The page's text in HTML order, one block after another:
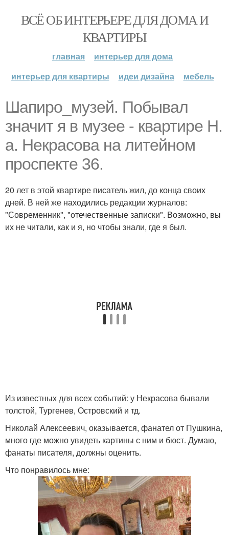
ВСЁ ОБ ИНТЕРЬЕРЕ ДЛЯ ДОМА И
КВАРТИРЫ
главная
интерьер для дома
интерьер для квартиры
идеи дизайна мебель
Шапиро_музей. Побывал
значит я в музее - квартире Н.
а. Некрасова на литейном
проспекте 36.
20 лет в этой квартире писатель жил, до конца своих
дней. В ней же находились редакции журналов:
"Современник", "отечественные записки". Возможно, вы
их не читали, как и я, но чтобы знали, где я был.
Из известных для всех событий: у Некрасова бывали
толстой, Тургенев, Островский и тд.
Николай Алексеевич, оказывается, фанател от Пушкина,
много где можно увидеть картины с ним и бюст. Думаю,
фанаты писателя, должны оценить.
Что понравилось мне: